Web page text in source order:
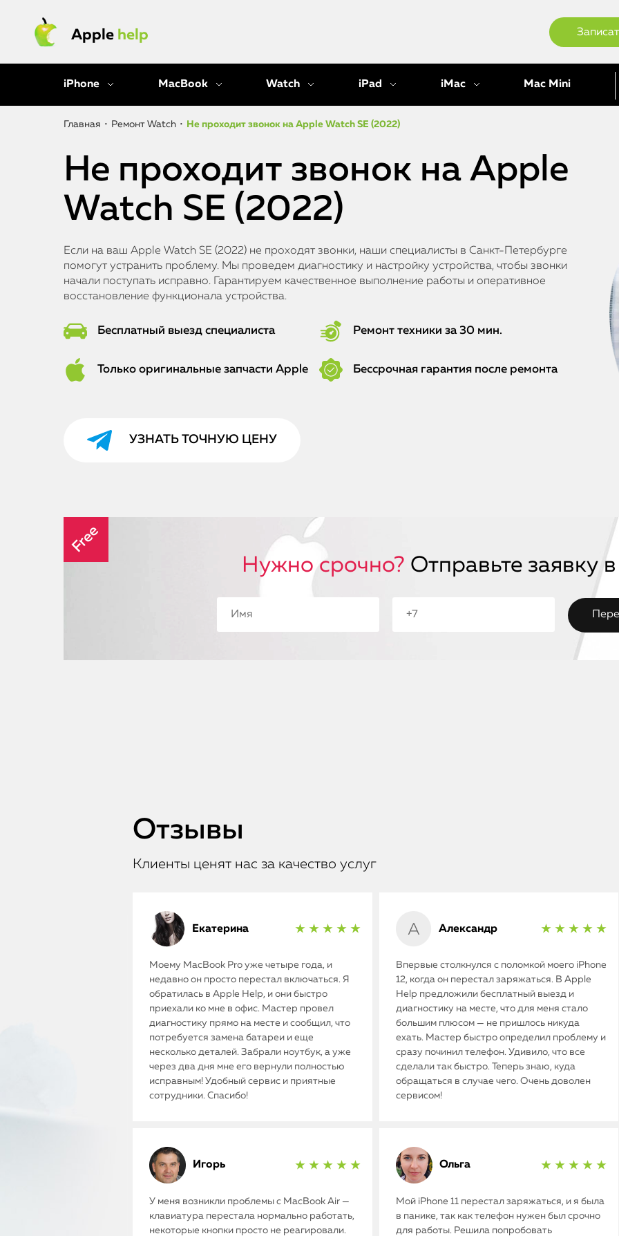
Apple help
iPhone MacBook Watch iPad iMac Mac Mini
Главная • Ремонт Watch • Не проходит звонок на Apple Watch SE (2022)
Не проходит звонок на Apple
Watch SE (2022)
Если на ваш Apple Watch SE (2022) не проходят звонки, наши специалисты в Санкт-Петербурге
помогут устранить проблему. Мы проведем диагностику и настройку устройства, чтобы звонки
начали поступать исправно. Гарантируем качественное выполнение работы и оперативное
восстановление функционала устройства.
Бесплатный выезд специалиста Ремонт техники за 30 мин.
Только оригинальные запчасти Apple Бессрочная гарантия после ремонта
УЗНАТЬ ТОЧНУЮ ЦЕНУ
Free
Нужно срочно? Отправьте заявку
Отзывы
Клиенты ценят нас за качество услуг
Екатерина ★ ★ ★ ★ ★
Моему MacBook Pro уже четыре года, и
недавно он просто перестал включаться. Я
обратилась в Apple Help, и они быстро
приехали ко мне в офис. Мастер провел
диагностику прямо на месте и сообщил, что
потребуется замена батареи и еще
несколько деталей. Забрали ноутбук, а уже
через два дня мне его вернули полностью
исправным! Удобный сервис и приятные
сотрудники. Спасибо!
Александр ★ ★ ★ ★ ★
Впервые столкнулся с поломкой моего iPhone
12, когда он перестал заряжаться. В Apple
Help предложили бесплатный выезд и
диагностику на месте, что для меня стало
большим плюсом — не пришлось никуда
ехать. Мастер быстро определил проблему и
сразу починил телефон. Удивило, что все
сделали так быстро. Теперь знаю, куда
обращаться в случае чего. Очень доволен
сервисом!
Игорь ★ ★ ★ ★ ★
У меня возникли проблемы с MacBook Air —
клавиатура перестала нормально работать,
некоторые кнопки просто не реагировали.
Ольга ★ ★ ★ ★ ★
Мой iPhone 11 перестал заряжаться, и я была
в панике, так как телефон нужен был срочно
для работы. Решила попробовать